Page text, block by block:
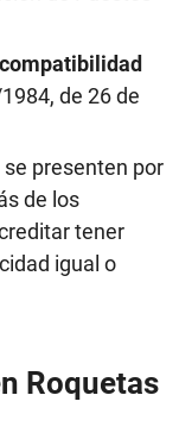
de 26 de
presenten por
de los
tener
igual o
Roquetas